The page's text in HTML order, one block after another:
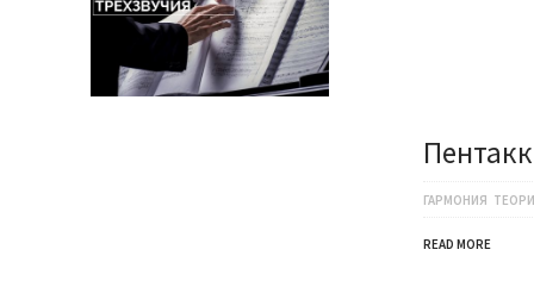
ГАРМОНИЯ
READ MORE